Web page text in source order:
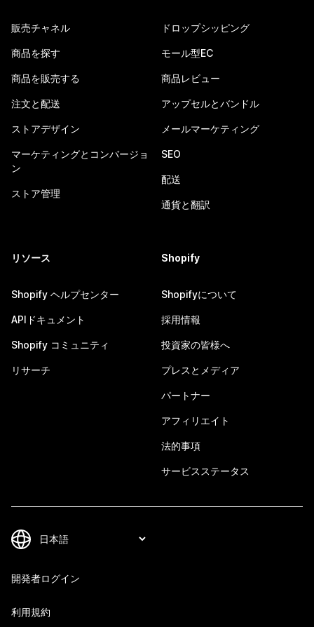
販売チャネル
商品を探す
商品を販売する
注文と配送
ストアデザイン
マーケティングとコンバージョ
ン
ストア管理
ドロップシッピング
モール型EC
商品レビュー
アップセルとバンドル
メールマーケティング
SEO
配送
通貨と翻訳
リソース
Shopify ヘルプセンター
APIドキュメント
Shopify コミュニティ
リサーチ
Shopify
Shopifyについて
採用情報
投資家の皆様へ
プレスとメディア
パートナー
アフィリエイト
法的事項
サービスステータス
開発者ログイン
利用規約